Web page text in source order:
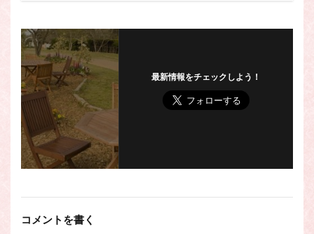
最新情報をチェックしよう！
コメントを書く